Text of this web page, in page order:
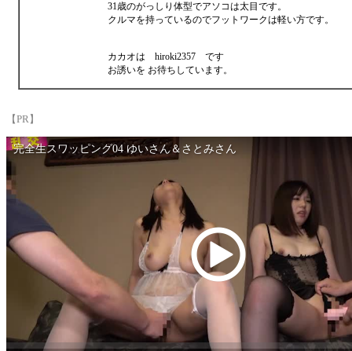
31歳のがっしり体型でアソコは太目です。
クルマを持っているのでフットワークは軽い方です。
カカオは hiroki2357 です
お誘いを お待ちしています。
【PR】